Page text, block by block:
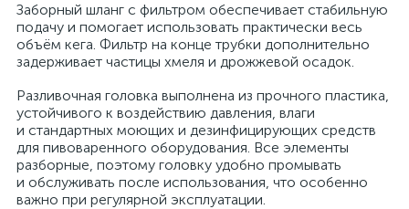
Заборный шланг с фильтром обеспечивает стабильную
подачу и помогает использовать практически весь
объём кега. Фильтр на конце трубки дополнительно
задерживает частицы хмеля и дрожжевой осадок.
Разливочная головка выполнена из прочного пластика,
устойчивого к воздействию давления, влаги
и стандартных моющих и дезинфицирующих средств
для пивоваренного оборудования. Все элементы
разборные, поэтому головку удобно промывать
и обслуживать после использования, что особенно
важно при регулярной эксплуатации.